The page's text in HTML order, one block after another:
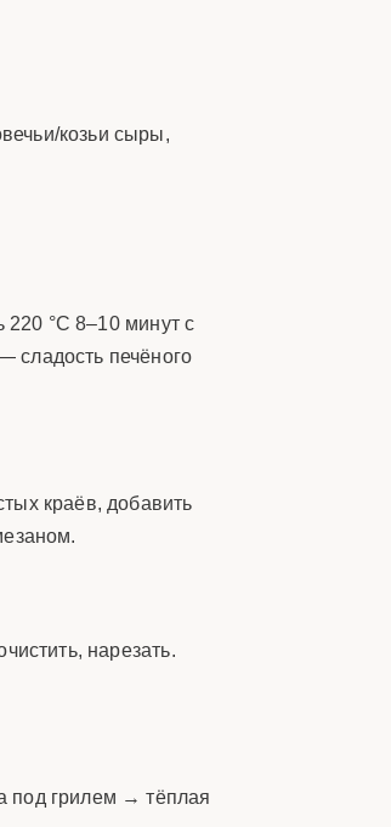
козьи сыры,
220 °C 8–10 минут с
сладость печёного
краёв, добавить
нарезать.
под грилем → тёплая